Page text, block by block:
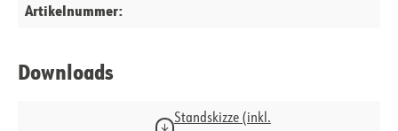
Artikelnummer:
Downloads
Standskizze (inkl.